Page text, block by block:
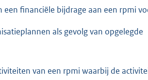
financiële bijdrage aan een rpmi
als gevolg van opgelegde
van een rpmi waarbij de